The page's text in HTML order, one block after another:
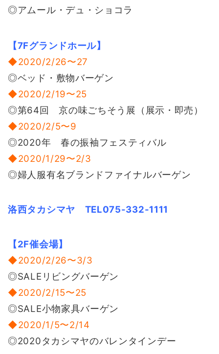
◎アムール・デュ・ショコラ
【7Fグランドホール】
◆2020/2/26〜27
◎ベッド・敷物バーゲン
◆2020/2/19〜25
◎第64回 京の味ごちそう展（展示・即売）
◆2020/2/5〜9
◎2020年 春の振袖フェスティバル
◆2020/1/29〜2/3
◎婦人服有名ブランドファイナルバーゲン
洛西タカシマヤ TEL075-332-1111
【2F催会場】
◆2020/2/26〜3/3
◎SALEリビングバーゲン
◆2020/2/15〜25
◎SALE小物家具バーゲン
◆2020/1/5〜2/14
◎2020タカシマヤのバレンタインデー